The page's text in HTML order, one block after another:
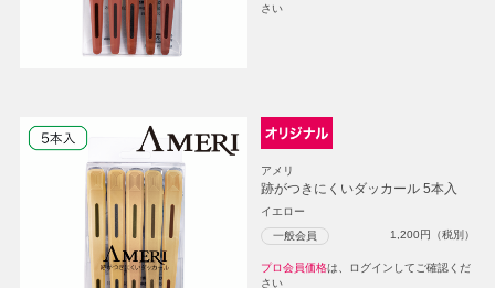
さい
アメリ
跡がつきにくいダッカール 5本入
イエロー
一般会員 1,200円（税別）
プロ会員価格は、ログインしてご確認くだ
さい